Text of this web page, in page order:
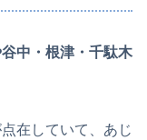
中・根津・千駄木
在していて、あじ